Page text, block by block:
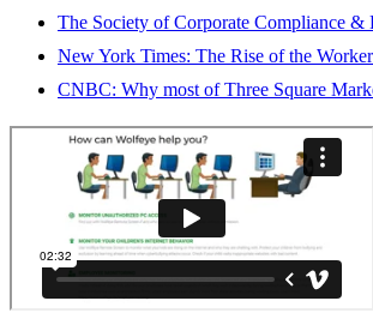
The Society of Corporate Compliance &
New York Times: The Rise of the
CNBC: Why most of Three Square